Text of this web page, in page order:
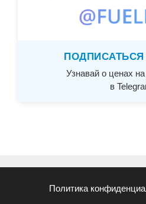
Узнавай о ценах
в
Политика